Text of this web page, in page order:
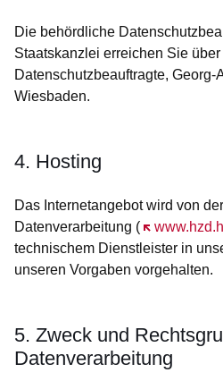
Die behördliche
Staatskanzlei erreichen Sie
Datenschutzbeauftragte, Georg-
Wiesbaden.
4. Hosting
Das Internetangebot wird von
Datenverarbeitung ( Öffnet sich
technischem Dienstleister in
unseren Vorgaben vorgehalten.
5. Zweck und
Datenverarbeitung